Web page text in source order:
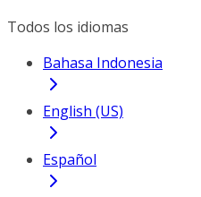
Todos los idiomas
Bahasa Indonesia
English (US)
Español